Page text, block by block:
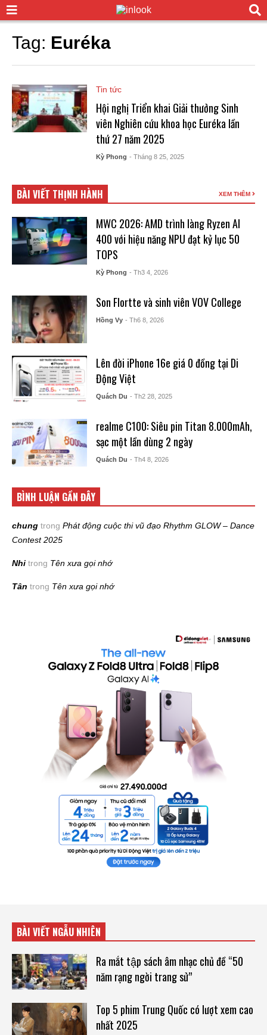
Tag: Euréka
Tin tức
Hội nghị Triển khai Giải thưởng Sinh
viên Nghiên cứu khoa học Euréka lần
thứ 27 năm 2025
Kỳ Phong - Tháng 8 25, 2025
BÀI VIẾT THỊNH HÀNH XEM THÊM
MWC 2026: AMD trình làng Ryzen AI
400 với hiệu năng NPU đạt kỷ lục 50
TOPS
Kỳ Phong - Th3 4, 2026
Son Flortte và sinh viên VOV College
Hồng Vy - Th6 8, 2026
Lên đời iPhone 16e giá 0 đồng tại Di
Động Việt
Quách Du - Th2 28, 2025
realme C100: Siêu pin Titan 8.000mAh,
sạc một lần dùng 2 ngày
Quách Du - Th4 8, 2026
BÌNH LUẬN GẦN ĐÂY
chung trong Phát động cuộc thi vũ đạo Rhythm GLOW – Dance
Contest 2025
Nhi trong Tên xưa gọi nhớ
Tân trong Tên xưa gọi nhớ
BÀI VIẾT NGẪU NHIÊN
Ra mắt tập sách âm nhạc chủ đề “50
năm rạng ngời trang sử”
Top 5 phim Trung Quốc có lượt xem cao
nhất 2025